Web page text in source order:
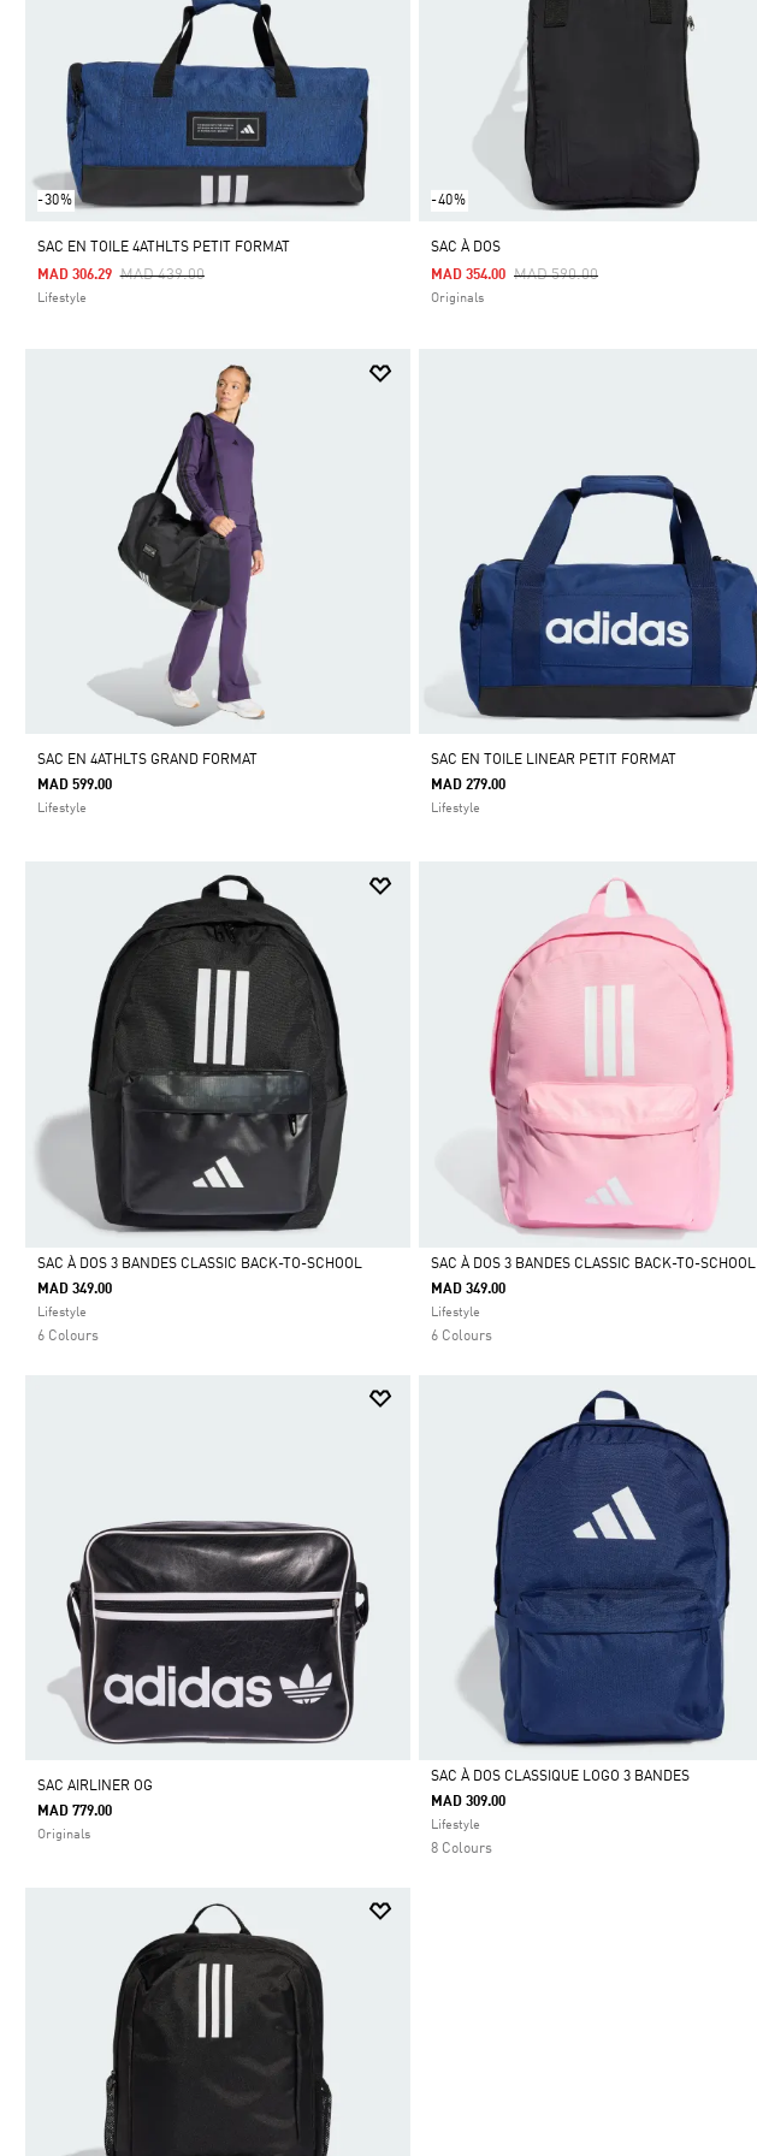
-30%
SAC EN TOILE 4ATHLTS PETIT FORMAT
Price Reduced From
MAD 439.00To
MAD 306.29
Lifestyle
-40%
SAC À DOS
Price Reduced From
MAD 590.00To
MAD 354.00
Originals
SAC EN 4ATHLTS GRAND FORMAT
MAD 599.00
Lifestyle
SAC EN TOILE LINEAR PETIT FORMAT
MAD 279.00
Lifestyle
Selected
SAC À DOS 3 BANDES CLASSIC BACK-TO-SCHOOL
MAD 349.00
Lifestyle
6 Colours
Selected
SAC À DOS 3 BANDES CLASSIC BACK-TO-SCHOOL
MAD 349.00
Lifestyle
6 Colours
SAC AIRLINER OG
MAD 779.00
Originals
Selected
SAC À DOS CLASSIQUE LOGO 3 BANDES
MAD 309.00
Lifestyle
8 Colours